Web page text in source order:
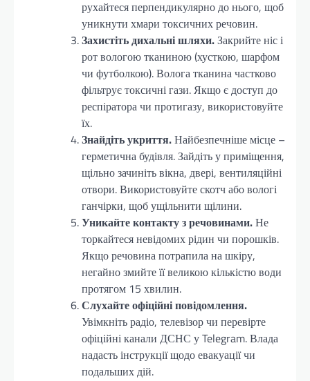
рухайтеся перпендикулярно до нього, щоб
уникнути хмари токсичних речовин.
Захистіть дихальні шляхи.Закрийте ніс і
рот вологою тканиною (хусткою, шарфом
чи футболкою). Волога тканина частково
фільтрує токсичні гази. Якщо є доступ до
респіратора чи протигазу, використовуйте
їх.
Знайдіть укриття.Найбезпечніше місце –
герметична будівля. Зайдіть у приміщення,
щільно зачиніть вікна, двері, вентиляційні
отвори. Використовуйте скотч або вологі
ганчірки, щоб ущільнити щілини.
Уникайте контакту з речовинами.Не
торкайтеся невідомих рідин чи порошків.
Якщо речовина потрапила на шкіру,
негайно змийте її великою кількістю води
протягом 15 хвилин.
Слухайте офіційні повідомлення.
Увімкніть радіо, телевізор чи перевірте
офіційні канали ДСНС у Telegram. Влада
надасть інструкції щодо евакуації чи
подальших дій.